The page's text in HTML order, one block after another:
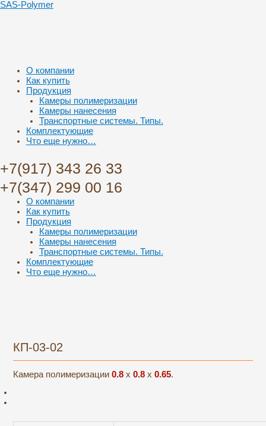
SAS-Polymer
Меню
О компании
Как купить
Продукция
Камеры полимеризации
Камеры нанесения
Транспортные системы. Типы.
Комплектующие
Что еще нужно…
+7(917) 343 26 33
+7(347) 299 00 16
Меню
О компании
Как купить
Продукция
Камеры полимеризации
Камеры нанесения
Транспортные системы. Типы.
Комплектующие
Что еще нужно…
КП-03-02
Камера полимеризации0.8 x0.8 x0.65.